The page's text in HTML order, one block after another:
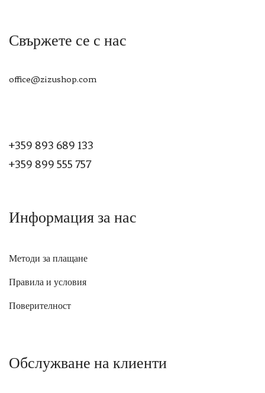
Свържете се с нас
office@zizushop.com
+359 893 689 133
+359 899 555 757
Информация за нас
Методи за плащане
Правила и условия
Поверителност
Обслужване на клиенти